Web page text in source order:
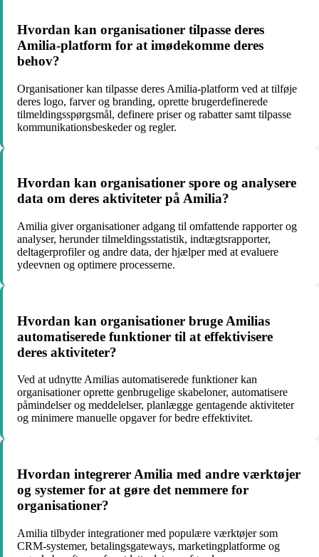
Hvordan kan organisationer tilpasse deres
Amilia-platform for at imødekomme deres
behov?
Organisationer kan tilpasse deres Amilia-platform ved at tilføje
deres logo, farver og branding, oprette brugerdefinerede
tilmeldingsspørgsmål, definere priser og rabatter samt tilpasse
kommunikationsbeskeder og regler.
Hvordan kan organisationer spore og analysere
data om deres aktiviteter på Amilia?
Amilia giver organisationer adgang til omfattende rapporter og
analyser, herunder tilmeldingsstatistik, indtægtsrapporter,
deltagerprofiler og andre data, der hjælper med at evaluere
ydeevnen og optimere processerne.
Hvordan kan organisationer bruge Amilias
automatiserede funktioner til at effektivisere
deres aktiviteter?
Ved at udnytte Amilias automatiserede funktioner kan
organisationer oprette genbrugelige skabeloner, automatisere
påmindelser og meddelelser, planlægge gentagende aktiviteter
og minimere manuelle opgaver for bedre effektivitet.
Hvordan integrerer Amilia med andre værktøjer
og systemer for at gøre det nemmere for
organisationer?
Amilia tilbyder integrationer med populære værktøjer som
CRM-systemer, betalingsgateways, marketingplatforme og